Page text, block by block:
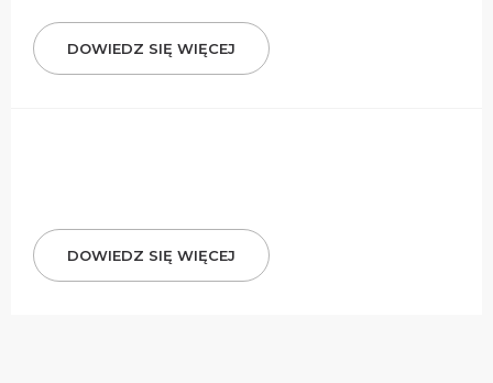
DOWIEDZ SIĘ WIĘCEJ
DOWIEDZ SIĘ WIĘCEJ